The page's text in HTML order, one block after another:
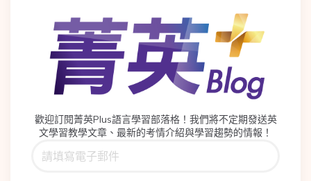
歡迎訂閱菁英Plus語言學習部落格！我們將不定期發送英
文學習教學文章、最新的考情介紹與學習趨勢的情報！